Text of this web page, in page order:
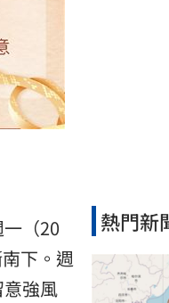
（20
下。󠀠週
強風
熱門新